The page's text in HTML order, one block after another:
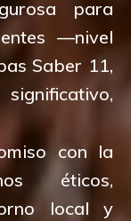
para
—nivel
Saber 11,
con la
éticos,
local y